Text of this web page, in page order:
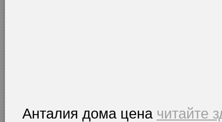
Анталия дома цена читайте